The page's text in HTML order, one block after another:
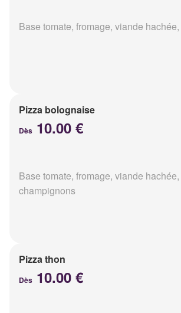
Base tomate, fromage, viande
Pizza bolognaise
Dès 10.00 €
Base tomate, fromage, viande
champignons
Pizza thon
Dès 10.00 €